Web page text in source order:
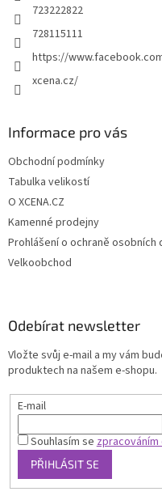
723222822
728115111
https://
xcena.cz/
Informace pro vás
Obchodní podmínky
Tabulka velikostí
O XCENA.CZ
Kamenné prodejny
Prohlášení o ochraně osobních
Velkoobchod
Odebírat newsletter
Vložte svůj e-mail a my vám
produktech na našem e-shopu.
E-mail
Souhlasím sezpracováním
PŘIHLÁSIT SE